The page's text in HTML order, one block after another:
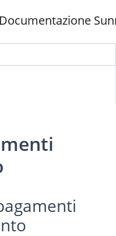
Documentazione